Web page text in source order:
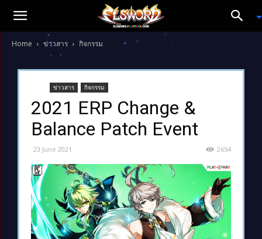
Home ข่าวสาร กิจกรรม
ข่าวสาร กิจกรรม
2021 ERP Change &
Balance Patch Event
23 June 2021 2654